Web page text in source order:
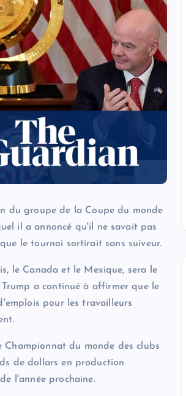
du groupe de la Coupe du monde
il a annoncé qu'il ne savait pas
le tournoi sortirait sans suiveur.
le Canada et le Mexique, sera le
a continué à affirmer que le
pour les travailleurs
du monde des clubs
de dollars en production
l'année prochaine.